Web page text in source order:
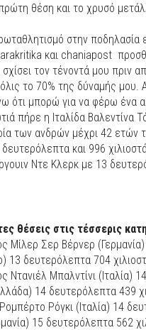
θέση και το χρυσό
στην
και chaniapost
σχίσει τον τένοντά μου πριν
το 70% της δύναμής μου.
ότι μπορώ για να φέρω ένα
πήρε η Ιταλίδα Βαλεντίνα
των ανδρών μέχρι 42 ετών
και 996
Ντε Κλερκ με 13
θέσεις στις τέσσερις
Μίλερ Σερ Βέρνερ
13 δευτερόλεπτα 704
Ντανιέλ Μπαλντίνι (Ιταλία)
14 δευτερόλεπτα 439
Ρόγκι (Ιταλία) 14
15 δευτερόλεπτα 562